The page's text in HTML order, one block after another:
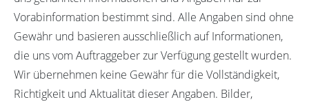
Vorabinformation bestimmt sind. Alle Angaben sind ohne
Gewähr und basieren ausschließlich auf Informationen,
die uns vom Auftraggeber zur Verfügung gestellt wurden.
Wir übernehmen keine Gewähr für die Vollständigkeit,
Richtigkeit und Aktualität dieser Angaben. Bilder,